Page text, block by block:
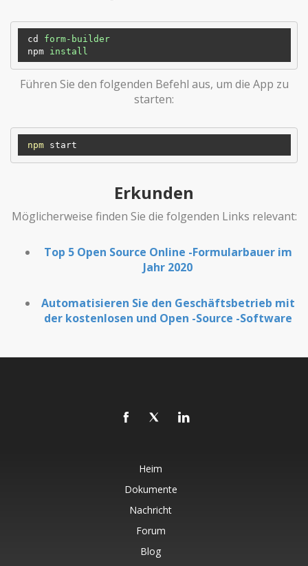
cd
form-builder
npm install
Führen Sie den folgenden Befehl aus, um die App zu
starten:
npm
Erkunden
Möglicherweise finden Sie die folgenden Links relevant:
Top 5 Open Source Online -Formularbauer im
Jahr 2020
Automatisieren Sie den Geschäftsbetrieb mit
der kostenlosen und Open -Source -Software
Heim
Dokumente
Nachricht
Forum
Blog